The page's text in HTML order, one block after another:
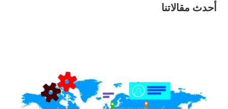
أحدث مقالاتنا